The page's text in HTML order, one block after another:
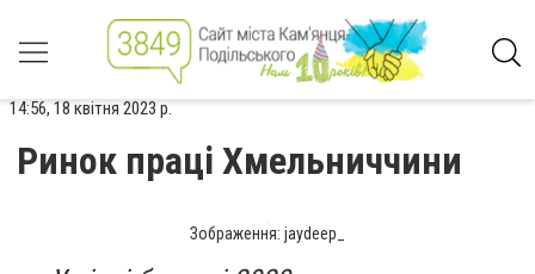
14:56, 18 квітня 2023 р.
Ринок праці Хмельниччини
Зображення: jaydeep_